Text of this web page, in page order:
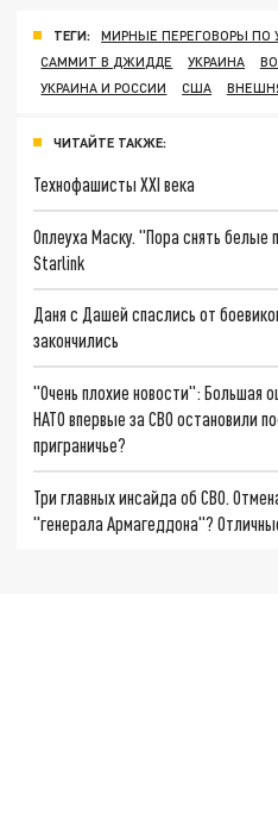
ТЕГИ: МИРНЫЕ ПЕРЕГОВОРЫ ПО
САММИТ В ДЖИДДЕ
УКРАИНА
УКРАИНА И РОССИИ
США
ЧИТАЙТЕ ТАКЖЕ:
Технофашисты XXI века
Оплеуха Маску. "Пора снять белые
Starlink
Даня с Дашей спаслись от
закончились
"Очень плохие новости": Большая
НАТО впервые за СВО остановили
приграничье?
Три главных инсайда об СВО.
"генерала Армагеддона"?